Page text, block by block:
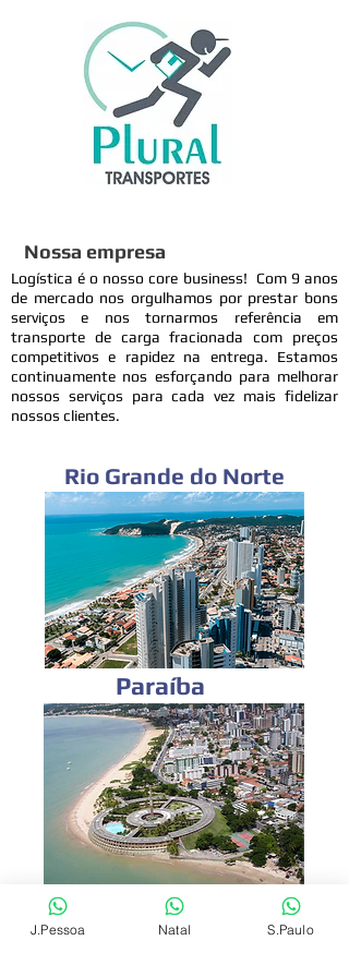
Nossa empresa
Logística é o nosso core business! Com 9 anos
de mercado nos orgulhamos por prestar bons
serviços e nos tornarmos referência em
transporte de carga fracionada com preços
competitivos e rapidez na entrega. Estamos
continuamente nos esforçando para melhorar
nossos serviços para cada vez mais fidelizar
nossos clientes.
Rio Grande do Norte
Paraíba
Consulte-nos para mais informações
J.Pessoa Natal S.Paulo